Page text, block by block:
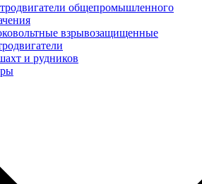
общепромышленного
взрывозащищенные
и рудников